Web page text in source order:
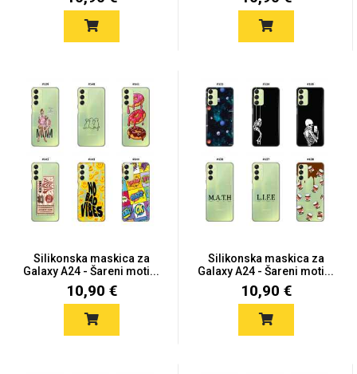
Silikonska maskica za
Galaxy A24 - Šareni moti...
10,90 €
Silikonska maskica za
Galaxy A24 - Šareni moti...
10,90 €
Sportski motivi Obiteljski motivi